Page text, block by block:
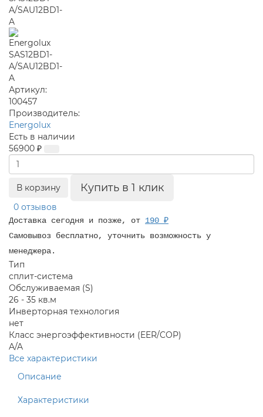
Артикул:
100457
Производитель:
Energolux
Есть в наличии
56900 ₽
В корзину Купить в 1 клик
0 отзывов
Доставка сегодня и позже, от 190 ₽
Самовывоз бесплатно, уточнить возможность у
менеджера.
Тип
сплит-система
Обслуживаемая (S)
26 - 35 кв.м
Инверторная технология
нет
Класс энергоэффективности (EER/COP)
A/A
Все характеристики
Описание
Характеристики